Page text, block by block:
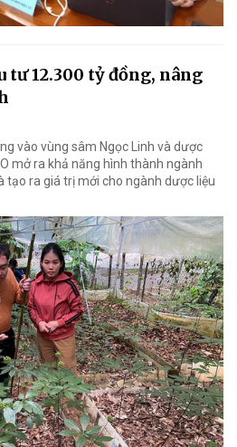
tư 12.300 tỷ đồng, nâng
vào vùng sâm Ngọc Linh và dược
mở ra khả năng hình thành ngành
tạo ra giá trị mới cho ngành dược liệu